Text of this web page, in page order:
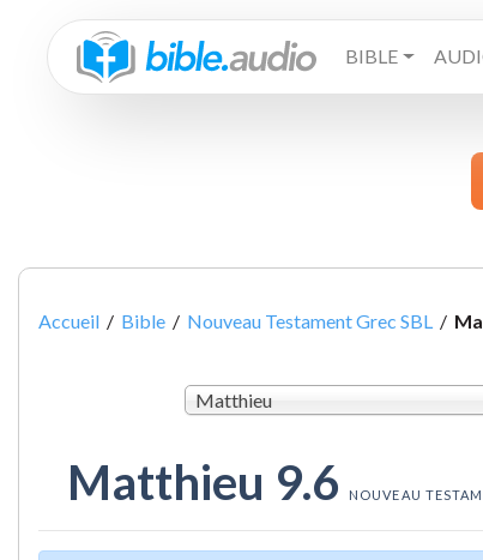
BIBLE
Accueil / Bible / Nouveau Testament Grec SBL /
Matthieu
Matthieu 9.6 NOUVEAU